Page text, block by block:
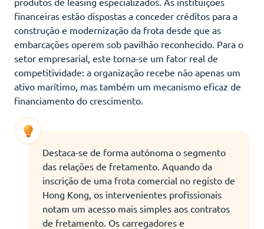
financeiras estão dispostas a conceder créditos para a
construção e modernização da frota desde que as
embarcações operem sob pavilhão reconhecido. Para o
setor empresarial, este torna-se um fator real de
competitividade: a organização recebe não apenas um
ativo marítimo, mas também um mecanismo eficaz de
financiamento do crescimento.
Destaca-se de forma autónoma o segmento
das relações de fretamento. Aquando da
inscrição de uma frota comercial no registo de
Hong Kong, os intervenientes profissionais
notam um acesso mais simples aos contratos
de fretamento. Os carregadores e